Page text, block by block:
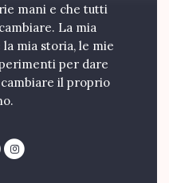
mani e che tutti
La mia
mia storia, le mie
per dare
il proprio